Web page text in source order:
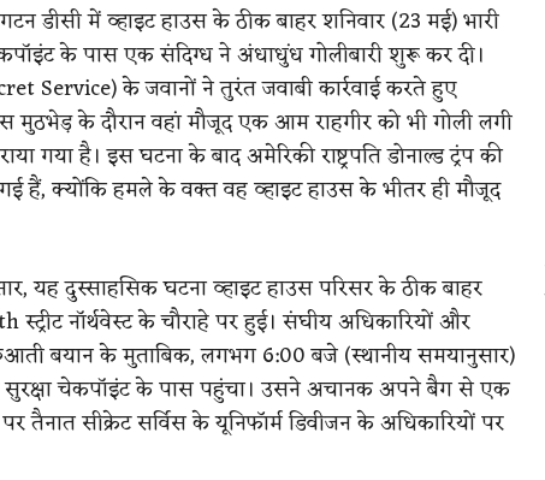
डीसी में व्हाइट हाउस के ठीक बाहर शनिवार (23 मई) भारी
के पास एक संदिग्ध ने अंधाधुंध गोलीबारी शुरू कर दी।
Service) के जवानों ने तुरंत जवाबी कार्रवाई करते हुए
मुठभेड़ के दौरान वहां मौजूद एक आम राहगीरको भी गोली लगी
गया है।इस घटना के बाद अमेरिकी राष्ट्रपति डोनाल्ड ट्रंप की
हैं, क्योंकि हमले के वक्त वह व्हाइट हाउस के भीतर ही मौजूद
यह दुस्साहसिक घटना व्हाइट हाउस परिसर के ठीक बाहर
नॉर्थवेस्ट के चौराहे पर हुई। संघीय अधिकारियों और
शुरुआती बयान के मुताबिक, लगभग 6:00 बजे (स्थानीय समयानुसार)
चेकपॉइंट के पास पहुंचा। उसने अचानक अपने बैग से एक
तैनात सीक्रेट सर्विस के यूनिफॉर्म डिवीजन के अधिकारियों पर